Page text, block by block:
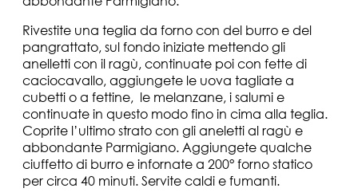
Rivestite una teglia da forno con del burro e del
pangrattato, sul fondo iniziate mettendo gli
anelletti con il ragù, continuate poi con fette di
caciocavallo, aggiungete le uova tagliate a
cubetti o a fettine, le melanzane, i salumi e
continuate in questo modo fino in cima alla teglia.
Coprite l’ultimo strato con gli aneletti al ragù e
abbondante Parmigiano. Aggiungete qualche
ciuffetto di burro e infornate a 200° forno statico
per circa 40 minuti. Servite caldi e fumanti.